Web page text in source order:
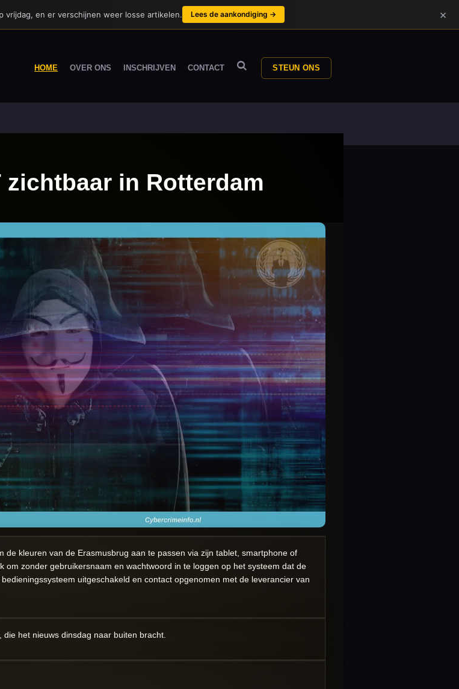
HOME OVER ONS INSCHRIJVEN CONTACT STEUN ONS
zichtbaar in Rotterdam
de kleuren van de Erasmusbrug aan te passen via zijn tablet, smartphone of
om zonder gebruikersnaam en wachtwoord in te loggen op het systeem dat de
uitgeschakeld en contact opgenomen met de leverancier van
, die het nieuws dinsdag naar buiten bracht.
vrijdag, en er verschijnen weer losse artikelen. Lees de aankondiging → ×